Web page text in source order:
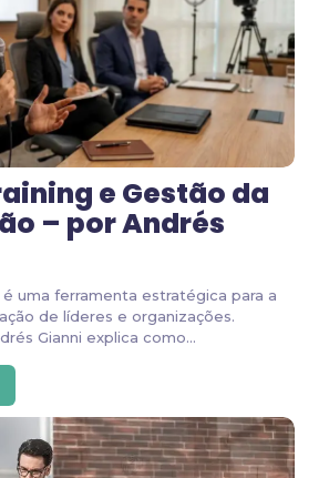
e Gestão da
– por Andrés
uma ferramenta estratégica para a
de líderes e organizações.
Gianni explica como...